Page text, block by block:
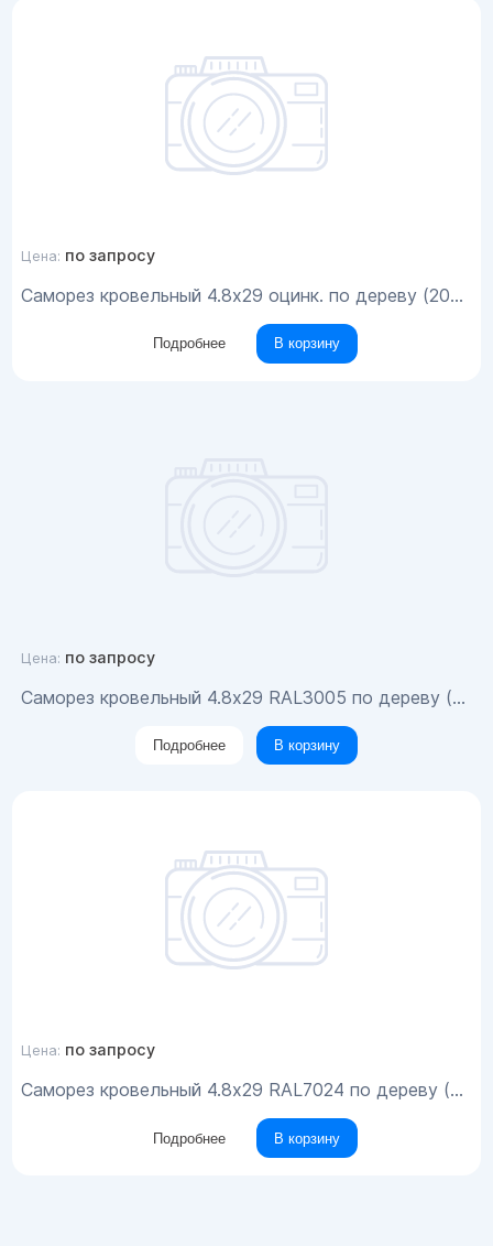
Цена: по запросу
Саморез кровельный 4.8x29 оцинк. по дереву (200шт)
Подробнее В корзину
Цена: по запросу
Саморез кровельный 4.8x29 RAL3005 по дереву (200шт)
Подробнее В корзину
Цена: по запросу
Саморез кровельный 4.8x29 RAL7024 по дереву (200шт)
Подробнее В корзину